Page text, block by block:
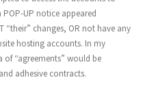
UP notice appeared
“their” changes, OR not have any
hosting accounts. In my
of “agreements” would be
adhesive contracts.